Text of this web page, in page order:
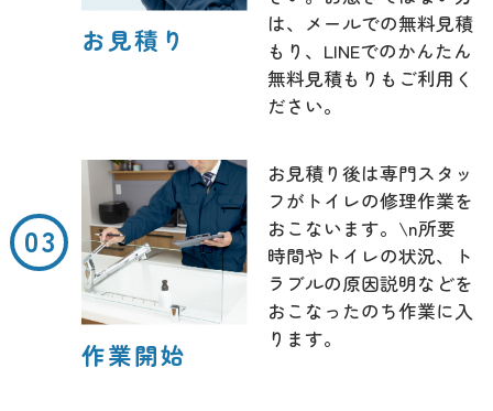
お見積り
は、メールでの無料見積
もり、LINEでのかんたん
無料見積もりもご利用く
ださい。
作業開始
お見積り後は専門スタッ
フがトイレの修理作業を
おこないます。\n所要
時間やトイレの状況、ト
ラブルの原因説明などを
おこなったのち作業に入
ります。